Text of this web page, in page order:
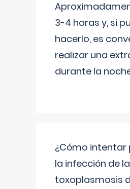
3-4 horas y, si
hacerlo, es
realizar una
durante la
¿Cómo intentar
la infección de la
toxoplasmosis